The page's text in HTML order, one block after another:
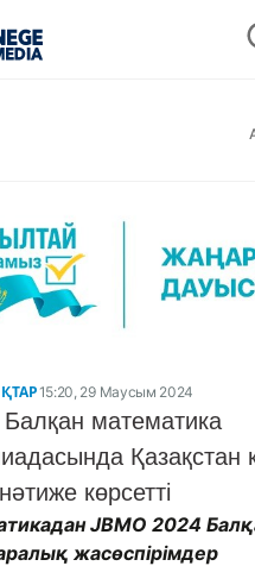
15:20, 29 Маусым 2024
математика
Қазақстан
көрсетті
JBMO 2024
жасөспірімдер